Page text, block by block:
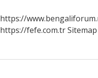
https://
https://fefe.com.trSitemap